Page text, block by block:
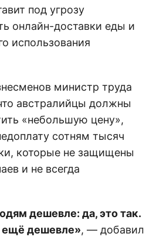
под угрозу
онлайн-доставки еды и
использования
министр труда
австралийцы должны
«небольшую цену»,
сотням тысяч
которые не защищены
и не всегда
дешевле: да, это так.
ещё дешевле», — добавил